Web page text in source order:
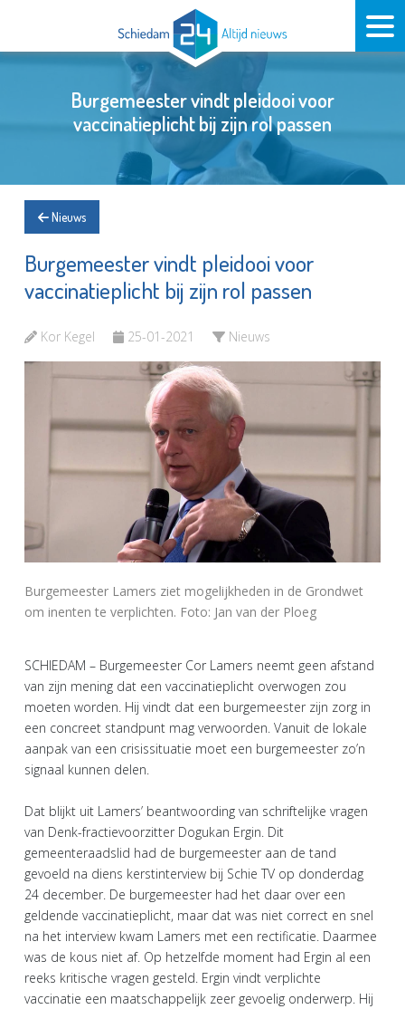
Burgemeester vindt pleidooi voor
vaccinatieplicht bij zijn rol passen
Nieuws
Burgemeester vindt pleidooi voor
vaccinatieplicht bij zijn rol passen
Kor Kegel 25-01-2021 Nieuws
Burgemeester Lamers ziet mogelijkheden in de Grondwet
om inenten te verplichten. Foto: Jan van der Ploeg
SCHIEDAM – Burgemeester Cor Lamers neemt geen afstand
van zijn mening dat een vaccinatieplicht overwogen zou
moeten worden. Hij vindt dat een burgemeester zijn zorg in
een concreet standpunt mag verwoorden. Vanuit de lokale
aanpak van een crisissituatie moet een burgemeester zo’n
signaal kunnen delen.
Dat blijkt uit Lamers’ beantwoording van schriftelijke vragen
van Denk-fractievoorzitter Dogukan Ergin. Dit
gemeenteraadslid had de burgemeester aan de tand
gevoeld na diens kerstinterview bij Schie TV op donderdag
24 december. De burgemeester had het daar over een
geldende vaccinatieplicht, maar dat was niet correct en snel
na het interview kwam Lamers met een rectificatie. Daarmee
was de kous niet af. Op hetzelfde moment had Ergin al een
reeks kritische vragen gesteld. Ergin vindt verplichte
vaccinatie een maatschappelijk zeer gevoelig onderwerp. Hij